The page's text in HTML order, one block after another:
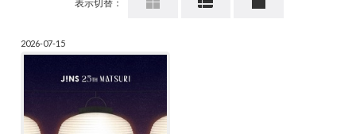
表示切替：
2026-07-15